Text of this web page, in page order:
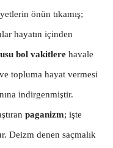
önün tıkamış;
hayatın içinden
bol vakitlere havale
topluma hayat vermesi
indirgenmiştir.
paganizm; işte
Deizm denen saçmalık